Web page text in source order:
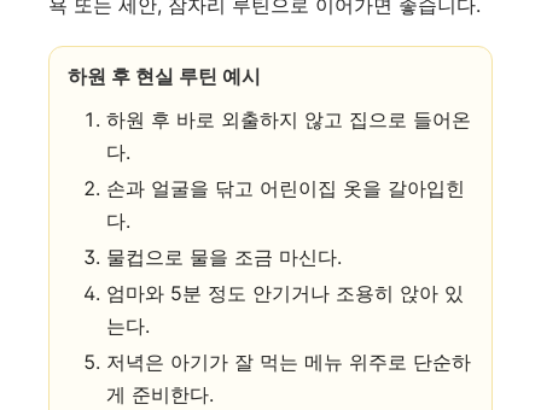
욕 또는 세안, 잠자리 루틴으로 이어가면 좋습니다.
하원 후 현실 루틴 예시
하원 후 바로 외출하지 않고 집으로 들어온
다.
손과 얼굴을 닦고 어린이집 옷을 갈아입힌
다.
물컵으로 물을 조금 마신다.
엄마와 5분 정도 안기거나 조용히 앉아 있
는다.
저녁은 아기가 잘 먹는 메뉴 위주로 단순하
게 준비한다.